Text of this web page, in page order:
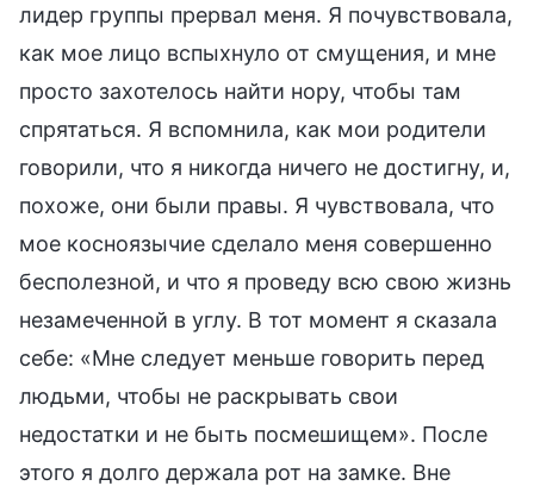
лидер группы прервал меня. Я почувствовала,
как мое лицо вспыхнуло от смущения, и мне
просто захотелось найти нору, чтобы там
спрятаться. Я вспомнила, как мои родители
говорили, что я никогда ничего не достигну, и,
похоже, они были правы. Я чувствовала, что
мое косноязычие сделало меня совершенно
бесполезной, и что я проведу всю свою жизнь
незамеченной в углу. В тот момент я сказала
себе: «Мне следует меньше говорить перед
людьми, чтобы не раскрывать свои
недостатки и не быть посмешищем». После
этого я долго держала рот на замке. Вне